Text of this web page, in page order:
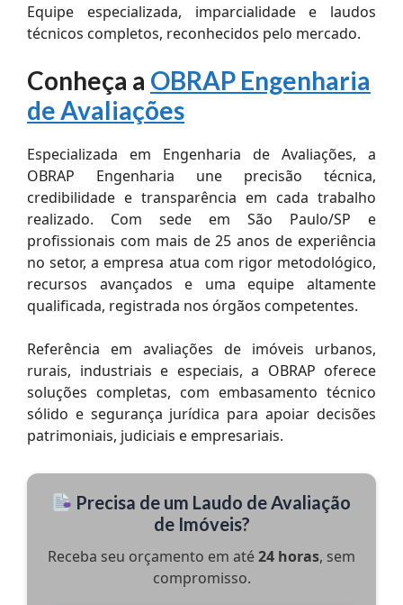
Equipe especializada, imparcialidade e laudos
técnicos completos, reconhecidos pelo mercado.
Conheça a OBRAP Engenharia
de Avaliações
Especializada em Engenharia de Avaliações, a
OBRAP Engenharia une precisão técnica,
credibilidade e transparência em cada trabalho
realizado. Com sede em São Paulo/SP e
profissionais com mais de 25 anos de experiência
no setor, a empresa atua com rigor metodológico,
recursos avançados e uma equipe altamente
qualificada, registrada nos órgãos competentes.
Referência em avaliações de imóveis urbanos,
rurais, industriais e especiais, a OBRAP oferece
soluções completas, com embasamento técnico
sólido e segurança jurídica para apoiar decisões
patrimoniais, judiciais e empresariais.
Precisa de um Laudo de Avaliação
de Imóveis?
Receba seu orçamento em até24 horas, sem
compromisso.